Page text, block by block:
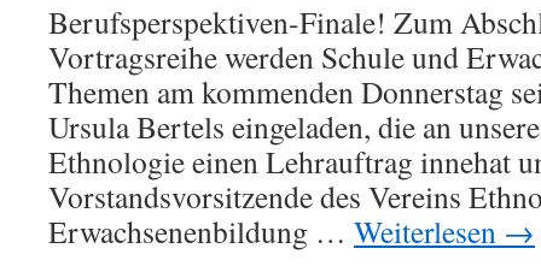
Berufsperspektiven-Finale! Zum
Vortragsreihe werden Schule und
Themen am kommenden Donnerstag
Ursula Bertels eingeladen, die an
Ethnologie einen Lehrauftrag innehat
Vorstandsvorsitzende des Vereins
Erwachsenenbildung … Weiterlesen →